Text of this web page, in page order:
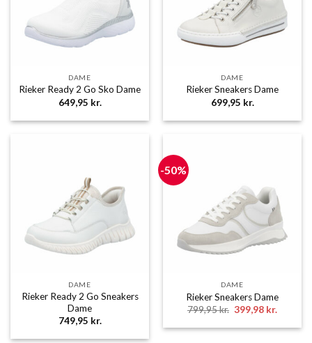
DAME
Rieker Ready 2 Go Sko Dame
649,95 kr.
DAME
Rieker Sneakers Dame
699,95 kr.
DAME
Rieker Ready 2 Go Sneakers
Dame
749,95 kr.
-50%
DAME
Rieker Sneakers Dame
799,95kr. Den
oprindelige
pris
399,98 kr.
pris